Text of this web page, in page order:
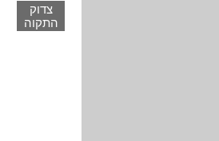
צדוק
התקוה